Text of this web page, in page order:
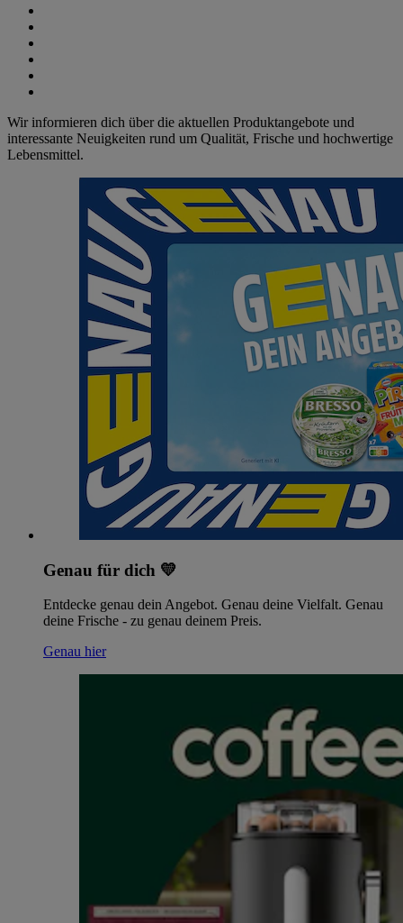
Wir informieren dich über die aktuellen Produktangebote und
interessante Neuigkeiten rund um Qualität, Frische und hochwertige
Lebensmittel.
Genau für dich 💛
Entdecke genau dein Angebot. Genau deine Vielfalt. Genau
deine Frische - zu genau deinem Preis.
Genau hier